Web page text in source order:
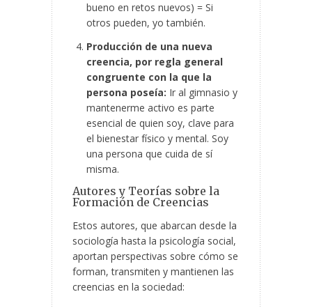
bueno en retos nuevos) = Si
otros pueden, yo también.
Producción de una nueva
creencia, por regla general
congruente con la que la
persona poseía: Ir al gimnasio y
mantenerme activo es parte
esencial de quien soy, clave para
el bienestar físico y mental. Soy
una persona que cuida de sí
misma.
Autores y Teorías sobre la
Formación de Creencias
Estos autores, que abarcan desde la
sociología hasta la psicología social,
aportan perspectivas sobre cómo se
forman, transmiten y mantienen las
creencias en la sociedad: